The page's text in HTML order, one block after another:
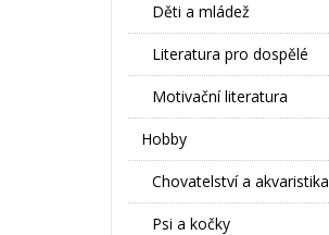
Děti a mládež
Literatura pro dospělé
Motivační literatura
Hobby
Chovatelství a akvaristika
Psi a kočky